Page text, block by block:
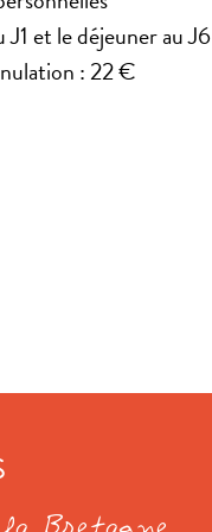
J1 et le déjeuner au J6
: 22 €